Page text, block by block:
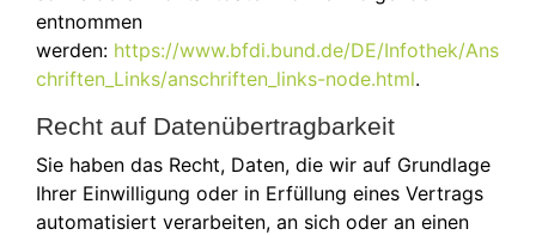
entnommen
werden: https://www.bfdi.bund.de/DE/Infothek/Ans
chriften_Links/anschriften_links-node.html.
Recht auf Datenübertragbarkeit
Sie haben das Recht, Daten, die wir auf Grundlage
Ihrer Einwilligung oder in Erfüllung eines Vertrags
automatisiert verarbeiten, an sich oder an einen